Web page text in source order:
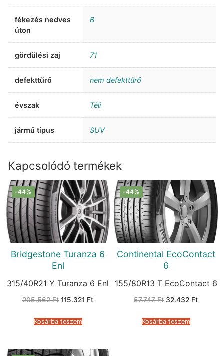
fékezés nedves
úton
B
gördülési zaj 71
defekttűrő nem defekttűrő
évszak Téli
jármű típus SUV
Kapcsolódó termékek
-44%
Bridgestone Turanza 6
Enl
315/40R21 Y Turanza 6 Enl
205.562Ft Original
205.562 Ft.
115.321 FtCurrent
Kosárba teszem
-44%
Continental EcoContact
6
155/80R13 T EcoContact 6
57.747Ft Original
57.747 Ft.
32.432 FtCurrent
Kosárba teszem